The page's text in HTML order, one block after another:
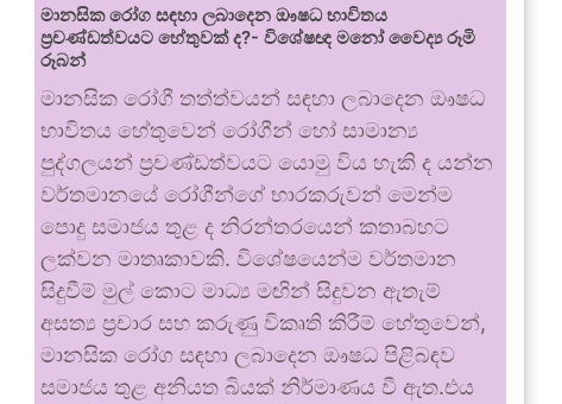
මානසික රෝග සඳහා ලබාදෙන ඖෂධ භාවිතය
ප්‍රචණ්ඩත්වයට හේතුවක් ද?- විශේෂඥ මනෝ වෛද්‍ය රූමි
රූබන්
මානසික රෝගී තත්ත්වයන් සඳහා ලබාදෙන ඖෂධ
භාවිතය හේතුවෙන් රෝගීන් හෝ සාමාන්‍ය
පුද්ගලයන් ප්‍රචණ්ඩත්වයට යොමු විය හැකි ද යන්න
වර්තමානයේ රෝගීන්ගේ භාරකරුවන් මෙන්ම
පොදු සමාජය තුළ ද නිරන්තරයෙන් කතාබහට
ලක්වන මාතෘකාවකි. විශේෂයෙන්ම වර්තමාන
සිදුවීම් මුල් කොට මාධ්‍ය මඟින් සිදුවන ඇතැම්
අසත්‍ය ප්‍රචාර සහ කරුණු විකෘති කිරීම් හේතුවෙන්,
මානසික රෝග සඳහා ලබාදෙන ඖෂධ පිළිබඳව
සමාජය තුළ අනියත බියක් නිර්මාණය වී ඇත.එය